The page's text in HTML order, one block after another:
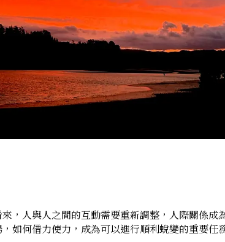
，人與人之間的互動需要重新調整，人際關係成
如何借力使力，成為可以進行順利蛻變的重要任